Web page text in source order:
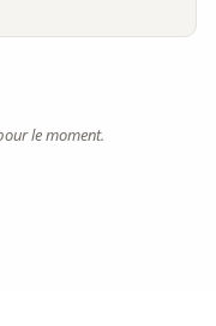
le moment.